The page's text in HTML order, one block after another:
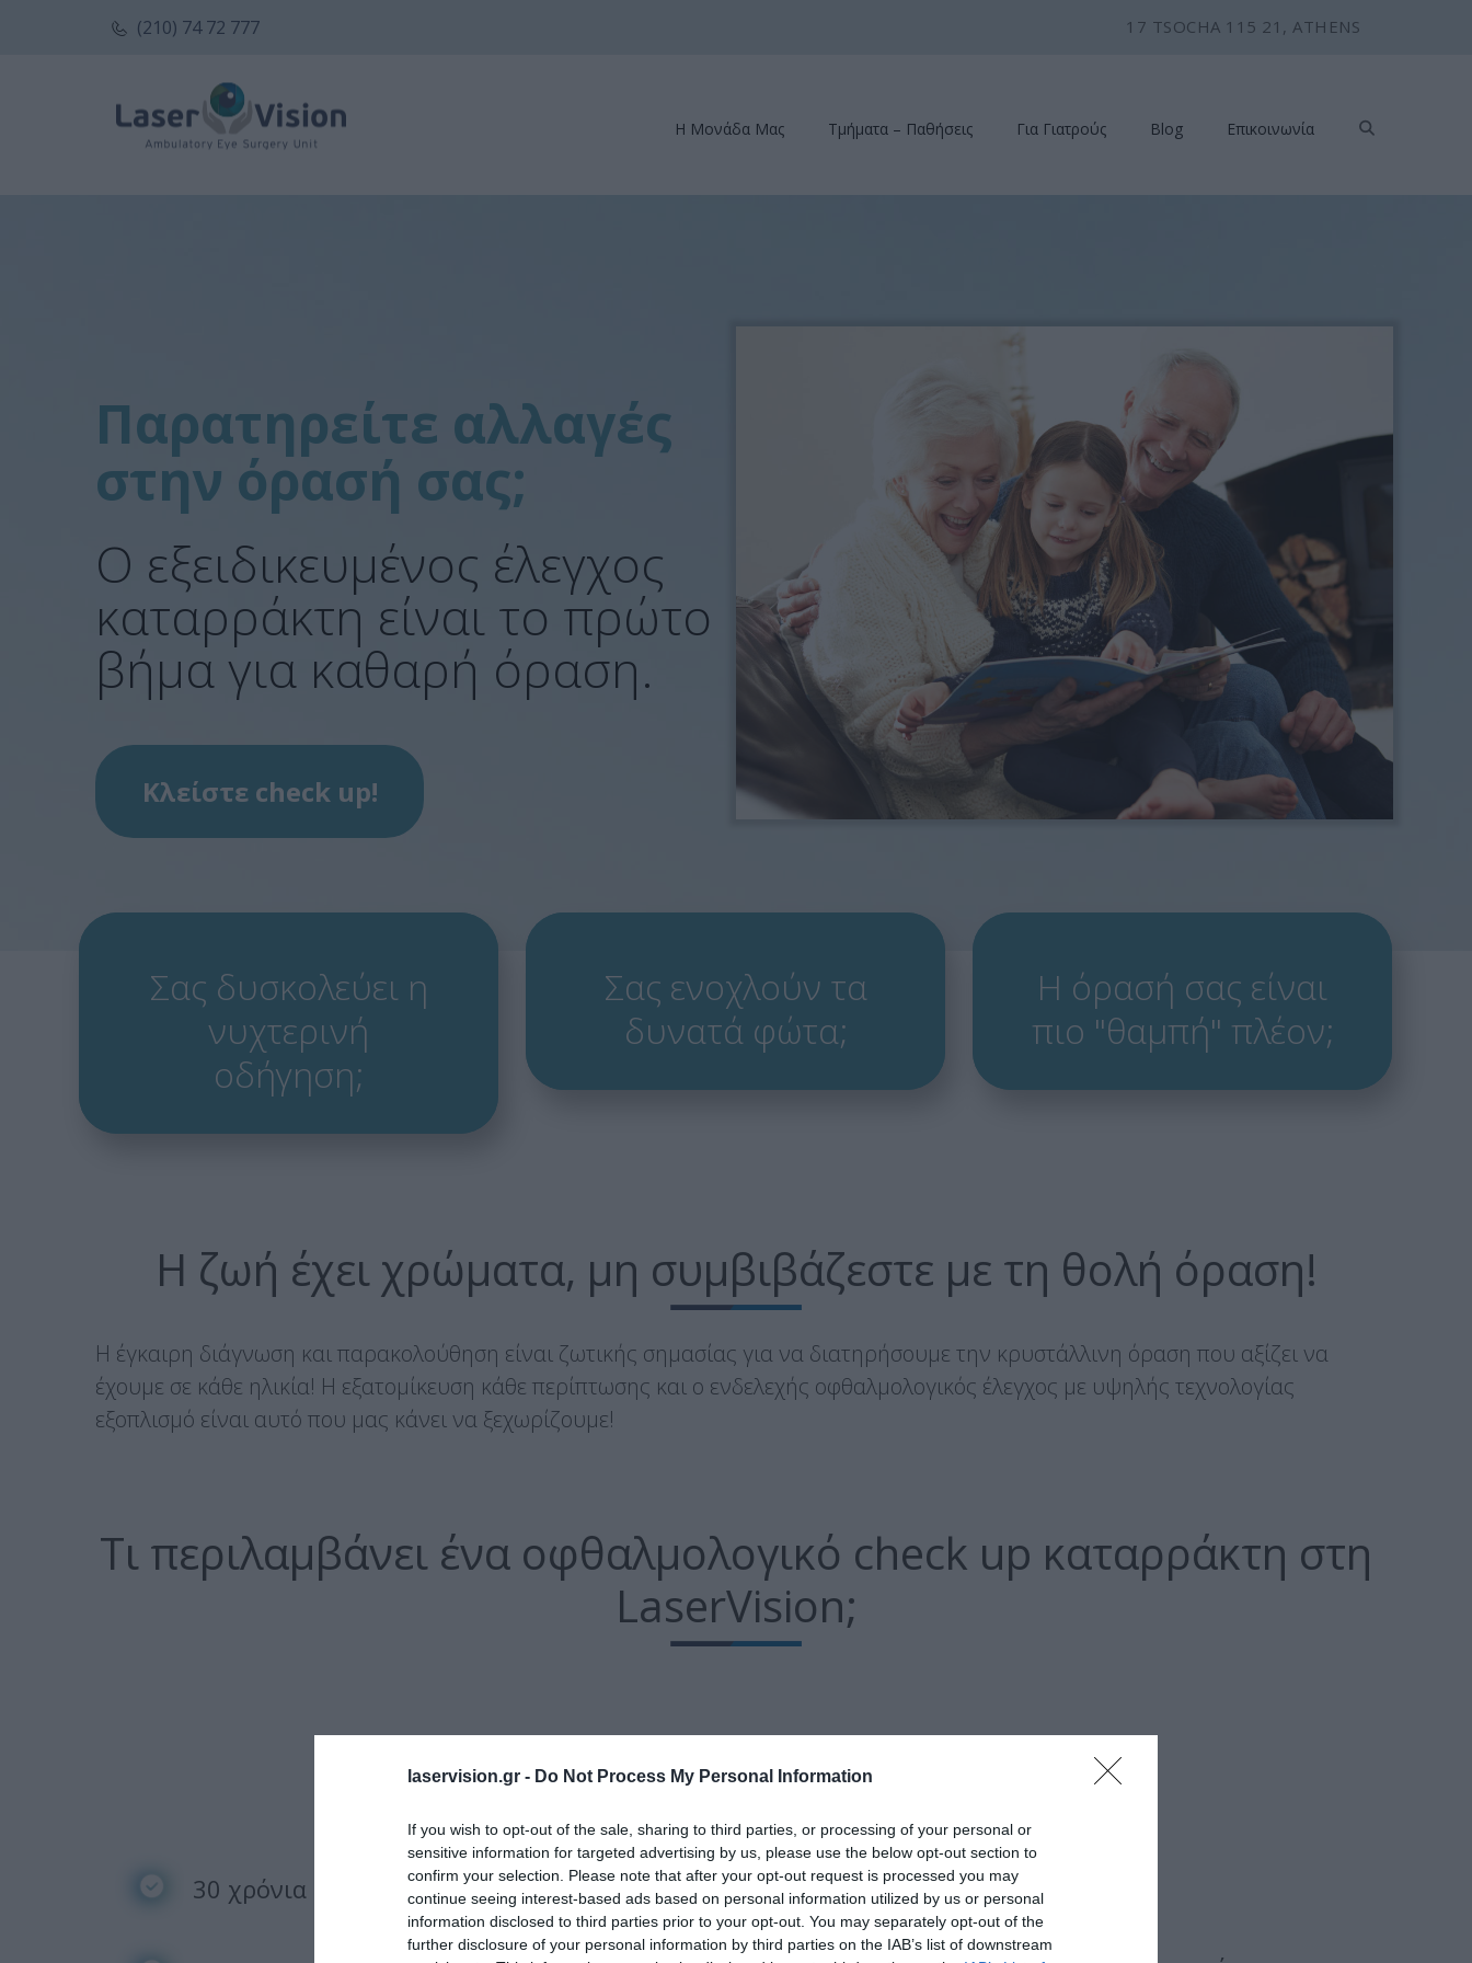
laservision.gr - Do Not Process My Personal Information
If you wish to opt-out of the sale, sharing to third parties, or processing of your personal or
sensitive information for targeted advertising by us, please use the below opt-out section to
confirm your selection. Please note that after your opt-out request is processed you may
continue seeing interest-based ads based on personal information utilized by us or personal
information disclosed to third parties prior to your opt-out. You may separately opt-out of the
further disclosure of your personal information by third parties on the IAB’s list of downstream
(210) 74 72 777 17 TSOCHA 115 21, ATHENS
Η Μονάδα Μας Τμήματα – Παθήσεις Για Γιατρούς Blog Επικοινωνία
Παρατηρείτε αλλαγές
στην όρασή σας;
Ο εξειδικευμένος έλεγχος
καταρράκτη είναι το πρώτο
βήμα για καθαρή όραση.
Κλείστε check up!
Σας δυσκολεύει η
νυχτερινή
οδήγηση;
Σας ενοχλούν τα
δυνατά φώτα;
Η όρασή σας είναι
πιο "θαμπή" πλέον;
Η ζωή έχει χρώματα, μη συμβιβάζεστε με τη θολή όραση!
Η έγκαιρη διάγνωση και παρακολούθηση είναι ζωτικής σημασίας για να διατηρήσουμε την κρυστάλλινη όραση που αξίζει να
έχουμε σε κάθε ηλικία! Η εξατομίκευση κάθε περίπτωσης και ο ενδελεχής οφθαλμολογικός έλεγχος με υψηλής τεχνολογίας
εξοπλισμό είναι αυτό που μας κάνει να ξεχωρίζουμε!
Τι περιλαμβάνει ένα οφθαλμολογικό check up καταρράκτη στη
LaserVision;
30 χρόνια εμπειρίας
30 χρόνια εμπειρίας